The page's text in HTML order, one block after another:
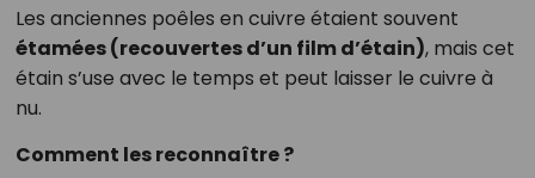
Les anciennes poêles en cuivre étaient souvent
étamées (recouvertes d’un film d’étain), mais cet
étain s’use avec le temps et peut laisser le cuivre à
nu.
Comment les reconnaître ?